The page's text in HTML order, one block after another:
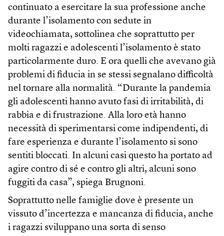
continuato a esercitare la sua professione anche
durante l’isolamento con sedute in
videochiamata, sottolinea che soprattutto per
molti ragazzi e adolescenti l’isolamento è stato
particolarmente duro. E ora quelli che avevano già
problemi di fiducia in se stessi segnalano difficoltà
nel tornare alla normalità. “Durante la pandemia
gli adolescenti hanno avuto fasi di irritabilità, di
rabbia e di frustrazione. Alla loro età hanno
necessità di sperimentarsi come indipendenti, di
fare esperienza e durante l’isolamento si sono
sentiti bloccati. In alcuni casi questo ha portato ad
agire contro di sé e contro gli altri, alcuni sono
fuggiti da casa”, spiega Brugnoni.
Soprattutto nelle famiglie dove è presente un
vissuto d’incertezza e mancanza di fiducia, anche
i ragazzi sviluppano una sorta di senso